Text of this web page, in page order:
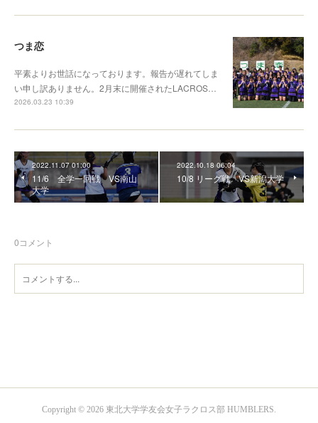
つま恋
平素よりお世話になっております。報告が遅れてしま
い申し訳ありません。2月末に開催されたLACROS…
2026.03.23 10:39
2022.11.07 01:00
11/6 全学一回戦 VS南山
大学
2022.10.18 06:04
10/8 リーグ戦 VS新潟大学
0コメント
Copyright © 2026 東北大学学友会女子ラクロス部 HUMBLERS.